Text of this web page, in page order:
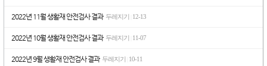
2022년 11월 생활재 안전검사 결과 두레지기 12-13
2022년 10월 생활재 안전검사 결과 두레지기 11-07
2022년 9월 생활재 안전검사 결과 두레지기 10-11